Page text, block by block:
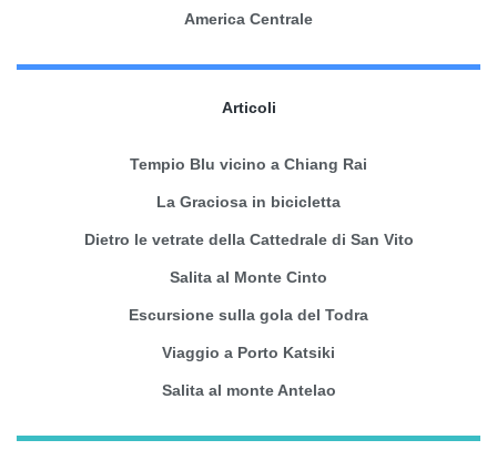
America Centrale
Articoli
Tempio Blu vicino a Chiang Rai
La Graciosa in bicicletta
Dietro le vetrate della Cattedrale di San Vito
Salita al Monte Cinto
Escursione sulla gola del Todra
Viaggio a Porto Katsiki
Salita al monte Antelao